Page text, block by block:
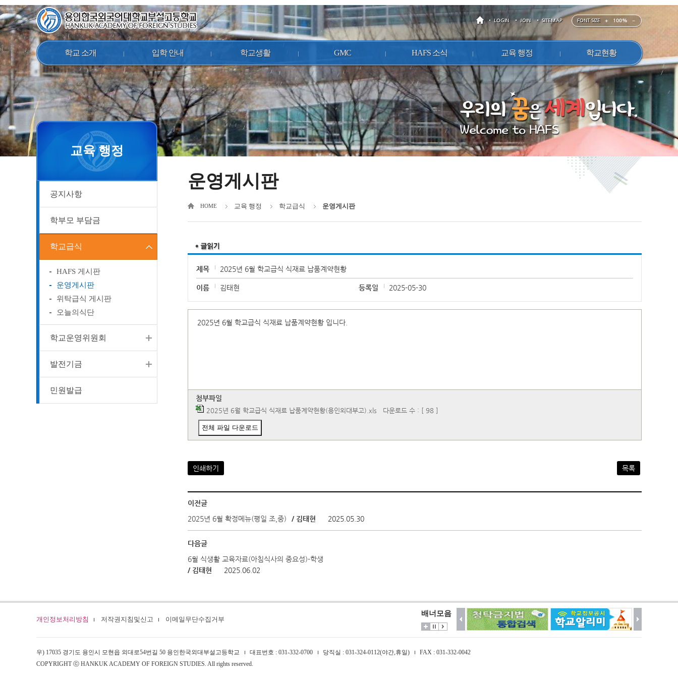
LOGIN JOIN SITEMAP FONT SIZE 100%
학교 소개 입학 안내 학교생활 GMC HAFS 소식 교육 행정 학교현황
교육 행정
공지사항
학부모 부담금
학교급식
HAFS 게시판
운영게시판
위탁급식 게시판
오늘의식단
학교운영위원회
발전기금
민원발급
HOME 교육 행정 학교급식 운영게시판
운영게시판
제목 2025년 6월 학교급식 식재료 납품계약현황
이름 김태현 등록일 2025-05-30
2025년 6월 학교급식 식재료 납품계약현황 입니다.
첨부파일
2025년 6월 학교급식 식재료 납품계약현황(용인외대부고).xls 다운로드 수 : [ 98 ]
전체 파일 다운로드
인쇄하기 목록
이전글
2025년 6월 확정메뉴(평일 조,중)
/ 김태현 2025.05.30
다음글
6월 식생활 교육자료(아침식사의 중요성)-학생
/ 김태현
2025.06.02
개인정보처리방침 저작권지침및신고 이메일무단수집거부
우) 17035 경기도 용인시 모현읍 외대로54번길 50 용인한국외대부설고등학교 대표번호 : 031-332-0700 당직실 : 031-324-0112(야간,휴일)
FAX : 031-332-0042
COPYRIGHT ⓒ HANKUK ACADEMY OF FOREIGN STUDIES. All rights reserved.
배너모음